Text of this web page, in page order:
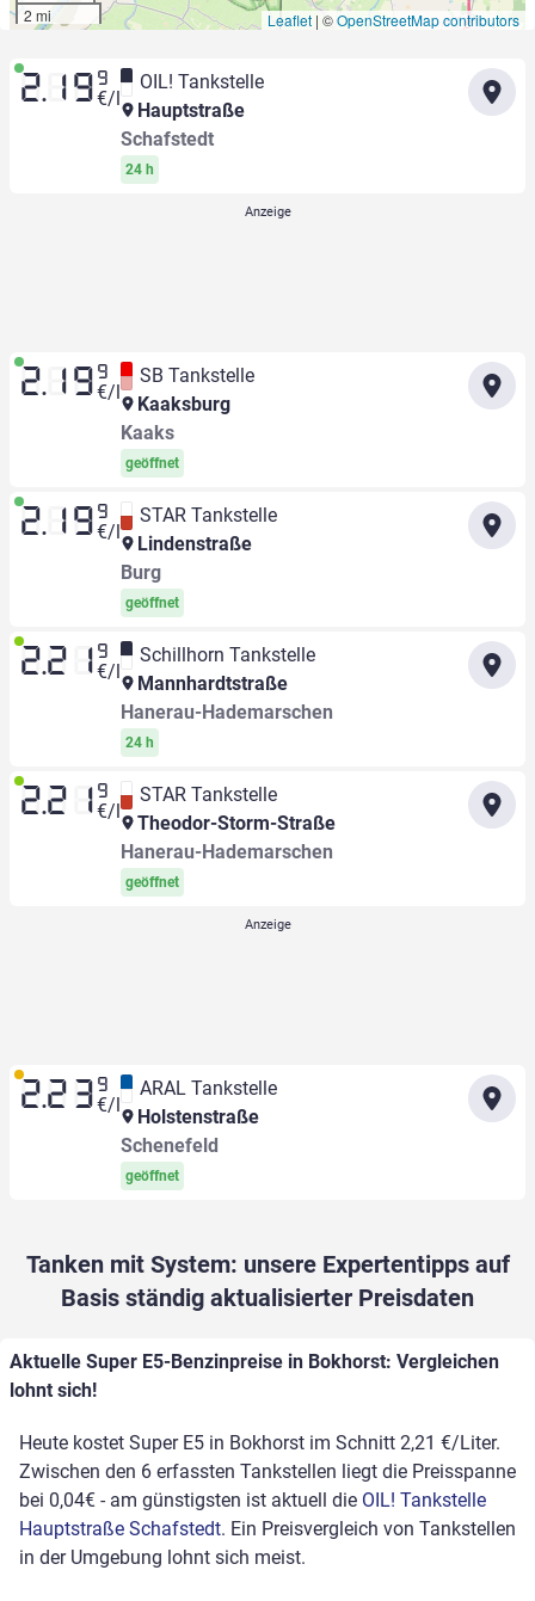
2 mi
Leaflet | ©OpenStreetMap contributors
2.19 9
€/l
OIL! Tankstelle
Hauptstraße
Schafstedt
24 h
2.19 9
€/l
SB Tankstelle
Kaaksburg
Kaaks
geöffnet
2.19 9
€/l
STAR Tankstelle
Lindenstraße
Burg
geöffnet
2.21 9
€/l
Schillhorn Tankstelle
Mannhardtstraße
Hanerau-Hademarschen
24 h
2.21 9
€/l
STAR Tankstelle
Theodor-Storm-Straße
Hanerau-Hademarschen
geöffnet
2.23 9
€/l
ARAL Tankstelle
Holstenstraße
Schenefeld
geöffnet
Tanken mit System: unsere Expertentipps auf
Basis ständig aktualisierter Preisdaten
Aktuelle Super E5-Benzinpreise in Bokhorst: Vergleichen
lohnt sich!
Heute kostet Super E5 in Bokhorst im Schnitt 2,21 €/Liter.
Zwischen den 6 erfassten Tankstellen liegt die Preisspanne
bei 0,04€ - am günstigsten ist aktuell die OIL! Tankstelle
Hauptstraße Schafstedt. Ein Preisvergleich von Tankstellen
in der Umgebung lohnt sich meist.